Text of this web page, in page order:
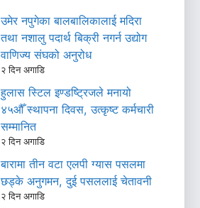
उमेर नपुगेका बालबालिकालाई मदिरा
तथा नशालु पदार्थ बिक्री नगर्न उद्योग
वाणिज्य संघको अनुरोध
२ दिन अगाडि
हुलास स्टिल इण्डष्ट्रिजले मनायो
४५औँ स्थापना दिवस, उत्कृष्ट कर्मचारी
सम्मानित
२ दिन अगाडि
बारामा तीन वटा एलपी ग्यास पसलमा
छड्के अनुगमन, दुई पसललाई चेतावनी
२ दिन अगाडि